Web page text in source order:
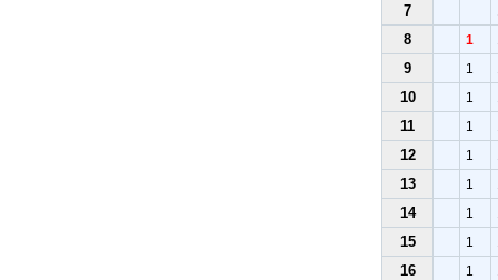
7
8 1
9 1
10 1
11 1
12 1
13 1
14 1
15 1
16 1